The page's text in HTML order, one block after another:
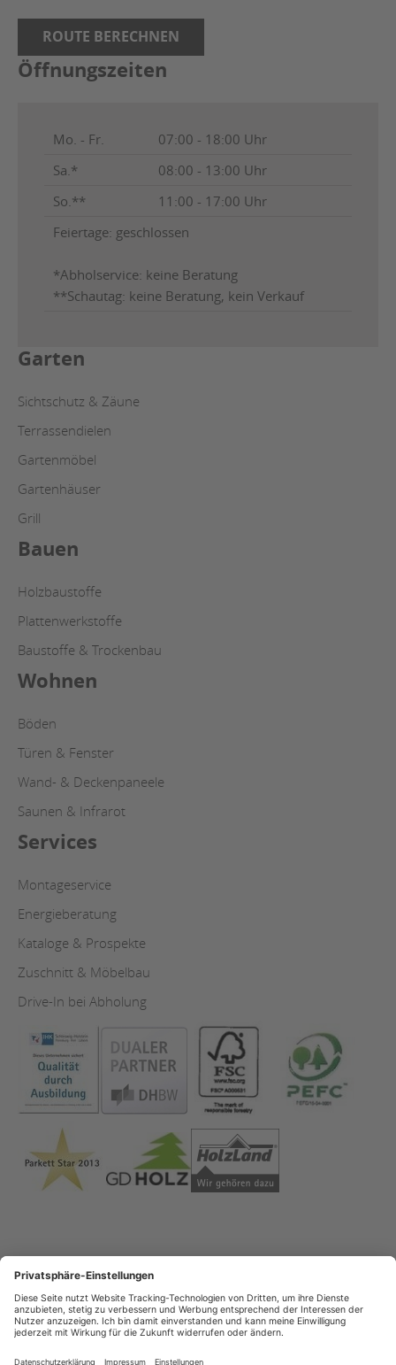
ROUTE BERECHNEN
Öffnungszeiten
Mo. - Fr.
07:00 - 18:00 Uhr
Sa.*
08:00 - 13:00 Uhr
So.**
11:00 - 17:00 Uhr
Feiertage: geschlossen
*Abholservice: keine Beratung
**Schautag: keine Beratung, kein Verkauf
Garten
Sichtschutz & Zäune
Terrassendielen
Gartenmöbel
Gartenhäuser
Grill
Bauen
Holzbaustoffe
Plattenwerkstoffe
Baustoffe & Trockenbau
Wohnen
Böden
Türen & Fenster
Wand- & Deckenpaneele
Saunen & Infrarot
Services
Montageservice
Energieberatung
Kataloge & Prospekte
Zuschnitt & Möbelbau
Drive-In bei Abholung
Impressum
Datenschutz